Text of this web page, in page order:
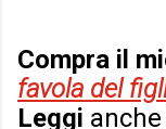
Compra il
favola del
Leggi